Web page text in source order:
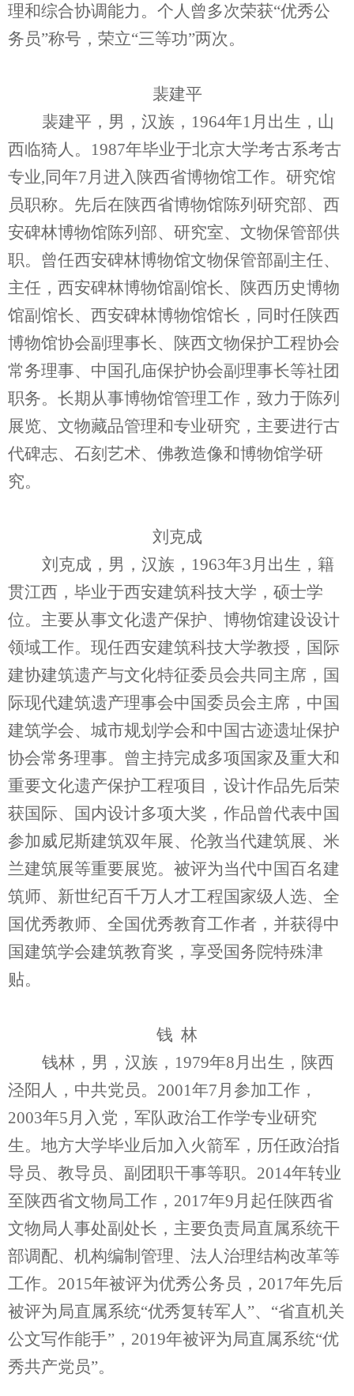
理和综合协调能力。个人曾多次荣获“优秀公
务员”称号，荣立“三等功”两次。
裴建平
裴建平，男，汉族，1964年1月出生，山
西临猗人。1987年毕业于北京大学考古系考古
专业,同年7月进入陕西省博物馆工作。研究馆
员职称。先后在陕西省博物馆陈列研究部、西
安碑林博物馆陈列部、研究室、文物保管部供
职。曾任西安碑林博物馆文物保管部副主任、
主任，西安碑林博物馆副馆长、陕西历史博物
馆副馆长、西安碑林博物馆馆长，同时任陕西
博物馆协会副理事长、陕西文物保护工程协会
常务理事、中国孔庙保护协会副理事长等社团
职务。长期从事博物馆管理工作，致力于陈列
展览、文物藏品管理和专业研究，主要进行古
代碑志、石刻艺术、佛教造像和博物馆学研
究。
刘克成
刘克成，男，汉族，1963年3月出生，籍
贯江西，毕业于西安建筑科技大学，硕士学
位。主要从事文化遗产保护、博物馆建设设计
领域工作。现任西安建筑科技大学教授，国际
建协建筑遗产与文化特征委员会共同主席，国
际现代建筑遗产理事会中国委员会主席，中国
建筑学会、城市规划学会和中国古迹遗址保护
协会常务理事。曾主持完成多项国家及重大和
重要文化遗产保护工程项目，设计作品先后荣
获国际、国内设计多项大奖，作品曾代表中国
参加威尼斯建筑双年展、伦敦当代建筑展、米
兰建筑展等重要展览。被评为当代中国百名建
筑师、新世纪百千万人才工程国家级人选、全
国优秀教师、全国优秀教育工作者，并获得中
国建筑学会建筑教育奖，享受国务院特殊津
贴。
钱 林
钱林，男，汉族，1979年8月出生，陕西
泾阳人，中共党员。2001年7月参加工作，
2003年5月入党，军队政治工作学专业研究
生。地方大学毕业后加入火箭军，历任政治指
导员、教导员、副团职干事等职。2014年转业
至陕西省文物局工作，2017年9月起任陕西省
文物局人事处副处长，主要负责局直属系统干
部调配、机构编制管理、法人治理结构改革等
工作。2015年被评为优秀公务员，2017年先后
被评为局直属系统“优秀复转军人”、“省直机关
公文写作能手”，2019年被评为局直属系统“优
秀共产党员”。